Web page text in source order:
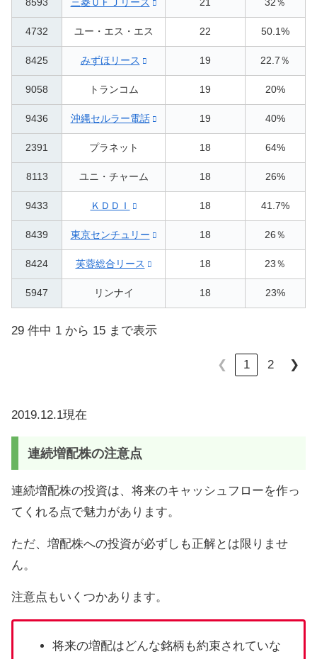
8593 三菱ＵＦＪリース 21 32％
4732 ユー・エス・エス 22 50.1%
8425 みずほリース 19 22.7％
9058 トランコム 19 20%
9436 沖縄セルラー電話 19 40%
2391 プラネット 18 64%
8113 ユニ・チャーム 18 26%
9433 ＫＤＤＩ 18 41.7%
8439 東京センチュリー 18 26％
8424 芙蓉総合リース 18 23％
5947 リンナイ 18 23%
29 件中 1 から 15 まで表示
❮ 1 2 ❯
2019.12.1現在
連続増配株の注意点
連続増配株の投資は、将来のキャッシュフローを作っ
てくれる点で魅力があります。
ただ、増配株への投資が必ずしも正解とは限りませ
ん。
注意点もいくつかあります。
将来の増配はどんな銘柄も約束されていな